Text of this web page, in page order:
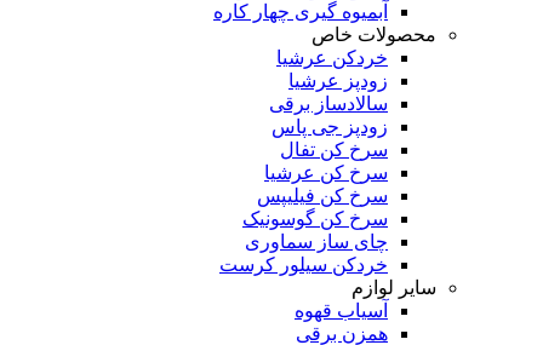
آبمیوه گیری چهار کاره
محصولات خاص
خردکن عرشیا
زودپز عرشیا
سالادساز برقی
زودپز جی پاس
سرخ کن تفال
سرخ کن عرشیا
سرخ کن فیلیپس
سرخ کن گوسونیک
چای ساز سماوری
خردکن سیلور کرست
سایر لوازم
آسیاب قهوه
همزن برقی